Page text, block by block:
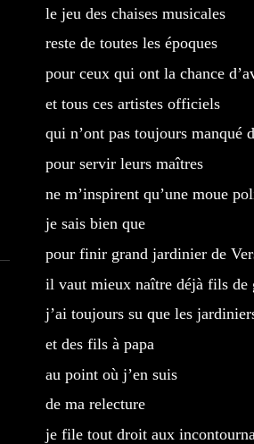
le jeu des chaises musicales
reste de toutes les époques
pour ceux qui ont la chance
et tous ces artistes officiels
qui n’ont pas toujours manqué
pour servir leurs maîtres
ne m’inspirent qu’une moue
je sais bien que
pour finir grand jardinier de
il vaut mieux naître déjà fils de
j’ai toujours su que les
et des fils à papa
au point où j’en suis
de ma relecture
je file tout droit aux